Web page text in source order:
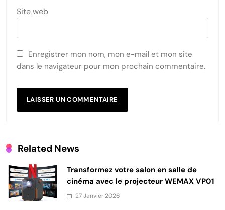
Site web
Enregistrer mon nom, mon e-mail et mon site
dans le navigateur pour mon prochain commentaire.
Related News
Transformez votre salon en salle de
cinéma avec le projecteur WEMAX VP01
27 Janvier 2026